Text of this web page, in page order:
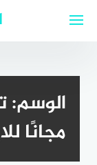
الوسم:
مجانًا للايفون